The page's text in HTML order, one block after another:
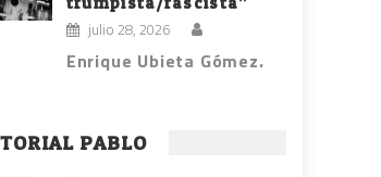
julio 28, 2026
Enrique Ubieta Gómez.
PABLO